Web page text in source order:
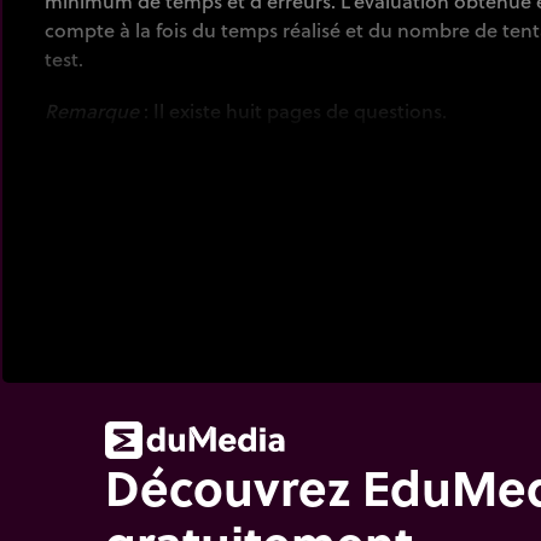
compte à la fois du temps réalisé et du nombre de
test.
Remarque : Il existe huit pages de questions.
Découvrez